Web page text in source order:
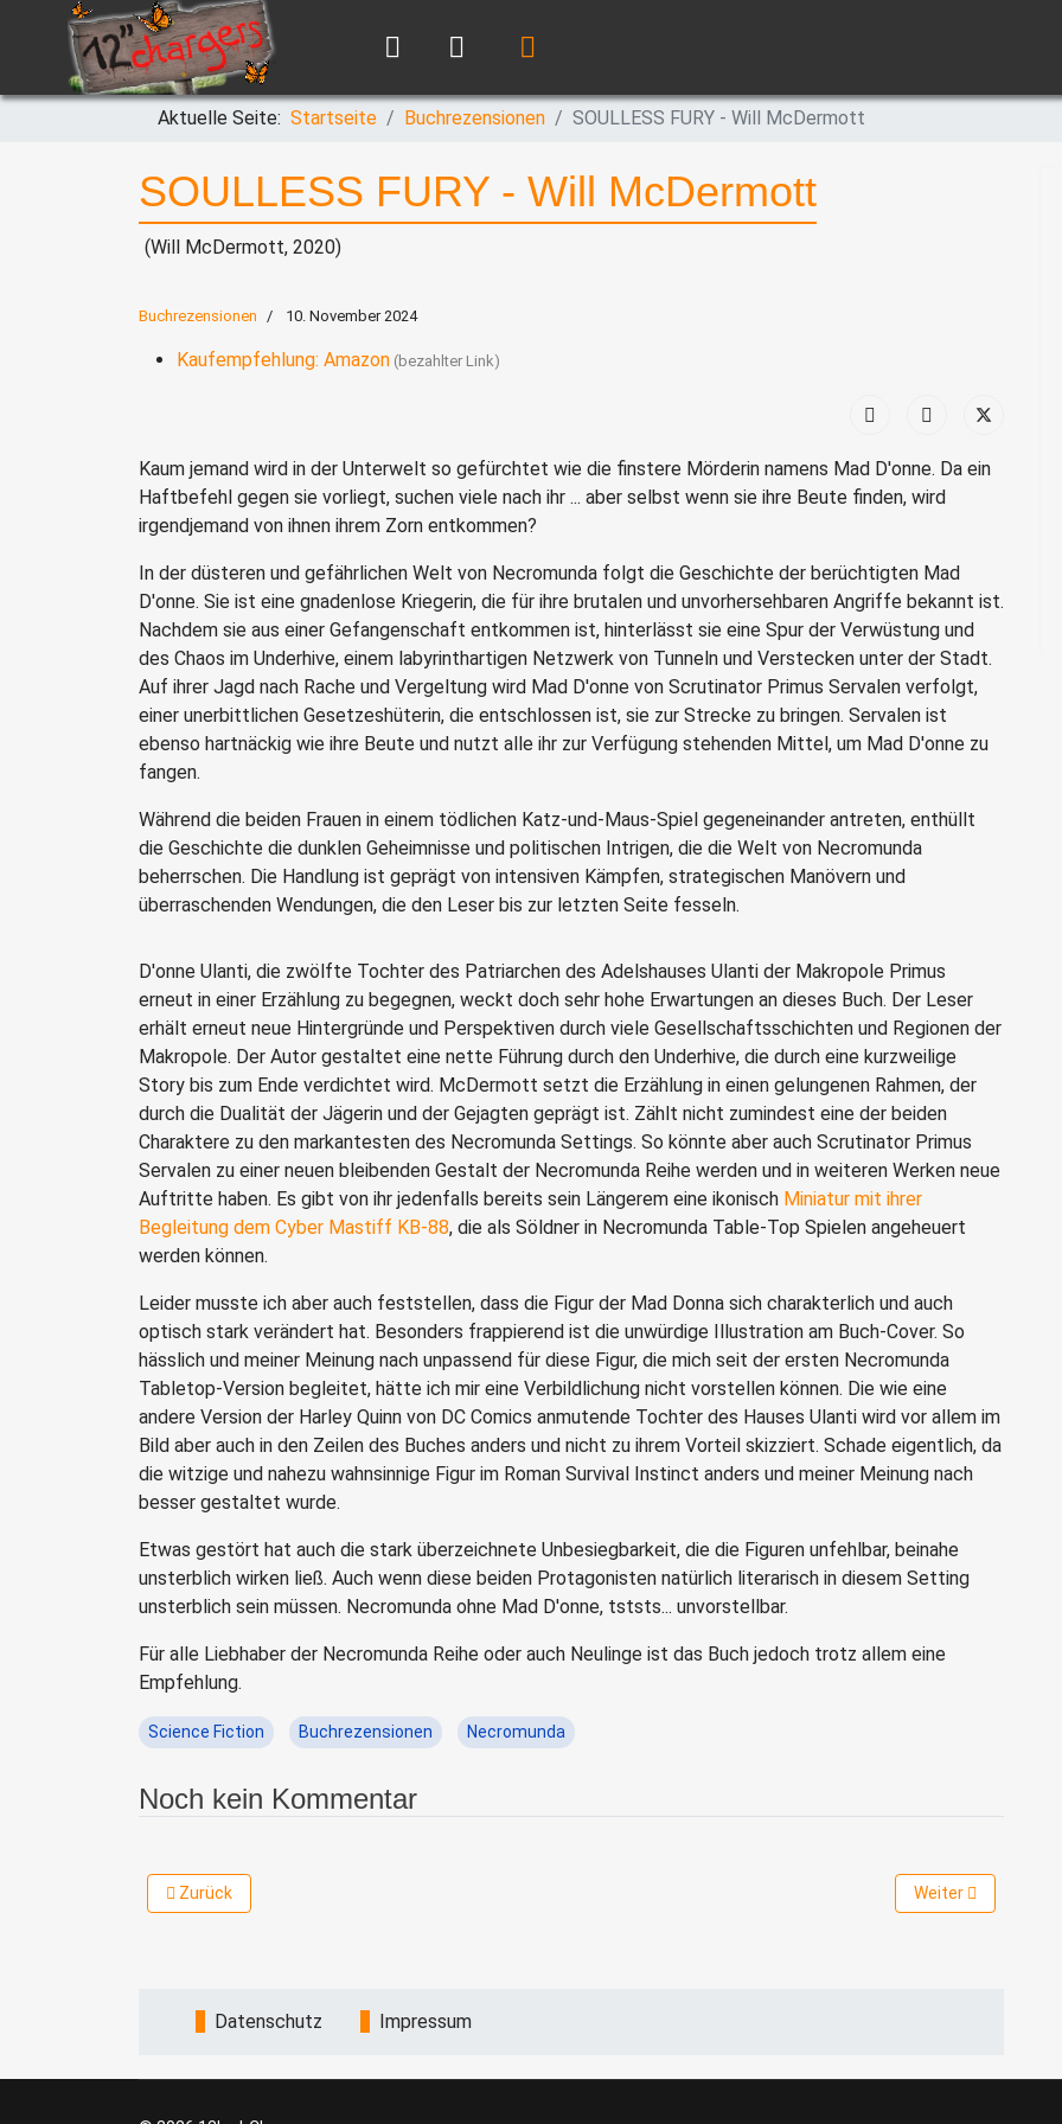
Aktuelle Seite: Startseite Buchrezensionen SOULLESS FURY - Will McDermott
SOULLESS FURY - Will McDermott
(Will McDermott, 2020)
Buchrezensionen 10. November 2024
Kaufempfehlung: Amazon
Kaum jemand wird in der Unterwelt so gefürchtet wie die finstere Mörderin namens Mad D'onne. Da ein
Haftbefehl gegen sie vorliegt, suchen viele nach ihr ... aber selbst wenn sie ihre Beute finden, wird
irgendjemand von ihnen ihrem Zorn entkommen?
In der düsteren und gefährlichen Welt von Necromunda folgt die Geschichte der berüchtigten Mad
D'onne. Sie ist eine gnadenlose Kriegerin, die für ihre brutalen und unvorhersehbaren Angriffe bekannt ist.
Nachdem sie aus einer Gefangenschaft entkommen ist, hinterlässt sie eine Spur der Verwüstung und
des Chaos im Underhive, einem labyrinthartigen Netzwerk von Tunneln und Verstecken unter der Stadt.
Auf ihrer Jagd nach Rache und Vergeltung wird Mad D'onne von Scrutinator Primus Servalen verfolgt,
einer unerbittlichen Gesetzeshüterin, die entschlossen ist, sie zur Strecke zu bringen. Servalen ist
ebenso hartnäckig wie ihre Beute und nutzt alle ihr zur Verfügung stehenden Mittel, um Mad D'onne zu
fangen.
Während die beiden Frauen in einem tödlichen Katz-und-Maus-Spiel gegeneinander antreten, enthüllt
die Geschichte die dunklen Geheimnisse und politischen Intrigen, die die Welt von Necromunda
beherrschen. Die Handlung ist geprägt von intensiven Kämpfen, strategischen Manövern und
überraschenden Wendungen, die den Leser bis zur letzten Seite fesseln.
D'onne Ulanti, die zwölfte Tochter des Patriarchen des Adelshauses Ulanti der Makropole Primus
erneut in einer Erzählung zu begegnen, weckt doch sehr hohe Erwartungen an dieses Buch. Der Leser
erhält erneut neue Hintergründe und Perspektiven durch viele Gesellschaftsschichten und Regionen der
Makropole. Der Autor gestaltet eine nette Führung durch den Underhive, die durch eine kurzweilige
Story bis zum Ende verdichtet wird. McDermott setzt die Erzählung in einen gelungenen Rahmen, der
durch die Dualität der Jägerin und der Gejagten geprägt ist. Zählt nicht zumindest eine der beiden
Charaktere zu den markantesten des Necromunda Settings. So könnte aber auch Scrutinator Primus
Servalen zu einer neuen bleibenden Gestalt der Necromunda Reihe werden und in weiteren Werken neue
Auftritte haben. Es gibt von ihr jedenfalls bereits sein Längerem eine ikonisch Miniatur mit ihrer
Begleitung dem Cyber Mastiff KB-88, die als Söldner in Necromunda Table-Top Spielen angeheuert
werden können.
Leider musste ich aber auch feststellen, dass die Figur der Mad Donna sich charakterlich und auch
optisch stark verändert hat. Besonders frappierend ist die unwürdige Illustration am Buch-Cover. So
hässlich und meiner Meinung nach unpassend für diese Figur, die mich seit der ersten Necromunda
Tabletop-Version begleitet, hätte ich mir eine Verbildlichung nicht vorstellen können. Die wie eine
andere Version der Harley Quinn von DC Comics anmutende Tochter des Hauses Ulanti wird vor allem im
Bild aber auch in den Zeilen des Buches anders und nicht zu ihrem Vorteil skizziert. Schade eigentlich, da
die witzige und nahezu wahnsinnige Figur im Roman Survival Instinct anders und meiner Meinung nach
besser gestaltet wurde.
Etwas gestört hat auch die stark überzeichnete Unbesiegbarkeit, die die Figuren unfehlbar, beinahe
unsterblich wirken ließ. Auch wenn diese beiden Protagonisten natürlich literarisch in diesem Setting
unsterblich sein müssen. Necromunda ohne Mad D'onne, tststs... unvorstellbar.
Für alle Liebhaber der Necromunda Reihe oder auch Neulinge ist das Buch jedoch trotz allem eine
Empfehlung.
Science Fiction Buchrezensionen Necromunda
Noch kein Kommentar
Vorheriger Beitrag: TALES OF THE LOST ISLES – Diverse Autoren
Zurück Nächster Beitrag:
Weiter
Datenschutz Impressum